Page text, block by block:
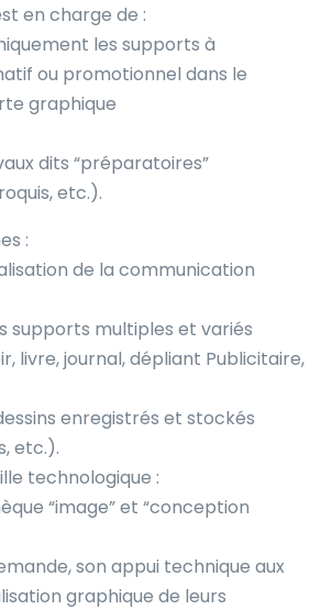
en charge de :
les supports à
ou promotionnel dans le
graphique
dits “préparatoires”
etc.).
:
de la communication
supports multiples et variés
livre, journal, dépliant Publicitaire,
enregistrés et stockés
etc.).
technologique :
“image” et “conception
son appui technique aux
graphique de leurs